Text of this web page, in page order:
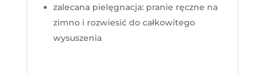
zalecana pielęgnacja: pranie ręczne na
zimno i rozwiesić do całkowitego
wysuszenia